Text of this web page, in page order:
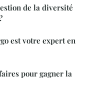
de la diversité
est votre expert en
pour gagner la